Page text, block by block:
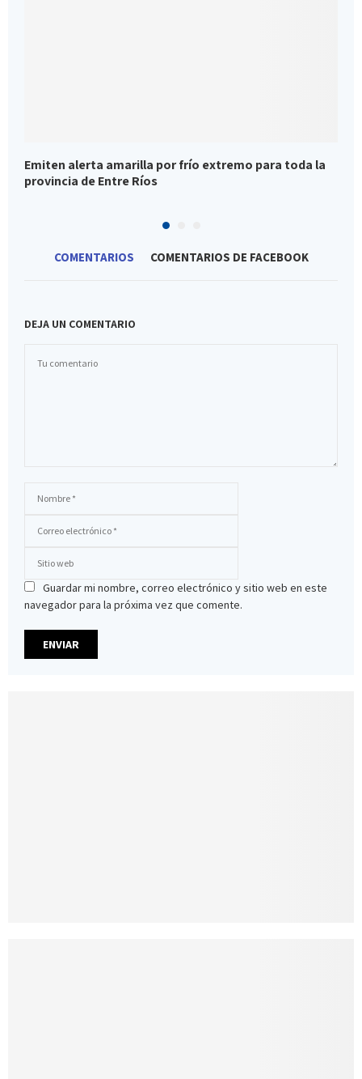
Emiten alerta amarilla por frío extremo para toda la
provincia de Entre Ríos
COMENTARIOS COMENTARIOS DE FACEBOOK
DEJA UN COMENTARIO
Guardar mi nombre, correo electrónico y sitio web en este
navegador para la próxima vez que comente.